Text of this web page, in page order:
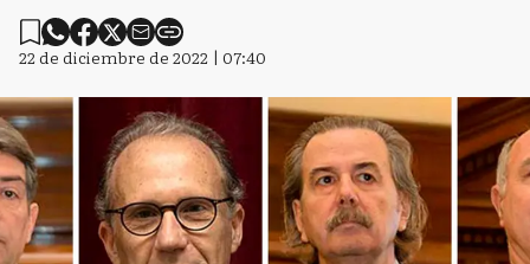
22 de diciembre de 2022 | 07:40